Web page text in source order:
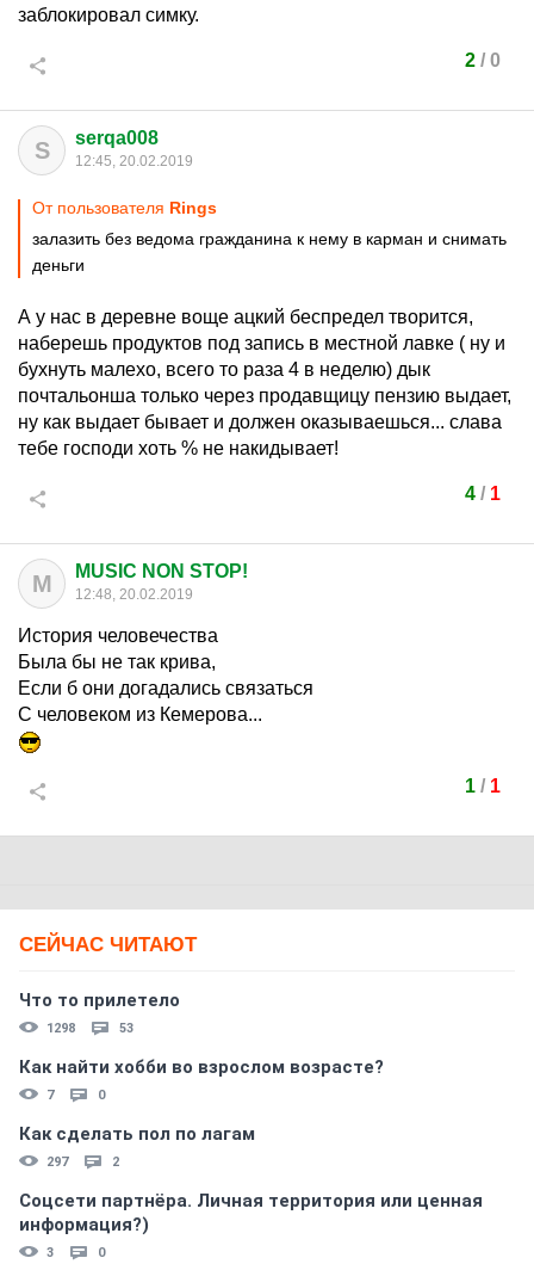
заблокировал симку.
2/ 0
S serqa008
12:45, 20.02.2019
От пользователя Rings
залазить без ведома гражданина к нему в карман и снимать
деньги
А у нас в деревне воще ацкий беспредел творится,
наберешь продуктов под запись в местной лавке ( ну и
бухнуть малехо, всего то раза 4 в неделю) дык
почтальонша только через продавщицу пензию выдает,
ну как выдает бывает и должен оказываешься... слава
тебе господи хоть % не накидывает!
4/ 1
M MUSIC NON STOP!
12:48, 20.02.2019
История человечества
Была бы не так крива,
Если б они догадались связаться
С человеком из Кемерова...
1/ 1
СЕЙЧАС ЧИТАЮТ
Что то прилетело
1298 53
Как найти хобби во взрослом возрасте?
7 0
Как сделать пол по лагам
297 2
Соцсети партнёра. Личная территория или ценная
информация?)
3 0